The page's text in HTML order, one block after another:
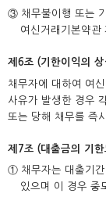
③ 채무불이행 또는
여신거래기본약관
제6조 (기한이익의 상
채무자에 대하여 여
사유가 발생한 경우
또는 당해 채무를 즉
제7조 (대출금의 기
① 채무자는 대출기간
있으며 이 경우 중